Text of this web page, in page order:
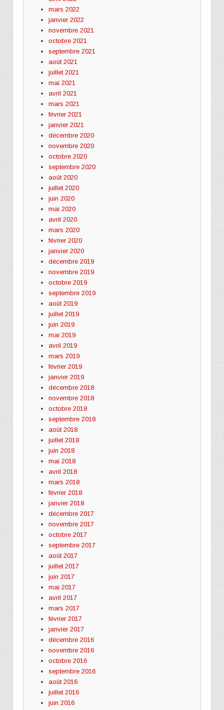
mars 2022
janvier 2022
novembre 2021
octobre 2021
septembre 2021
août 2021
juillet 2021
mai 2021
avril 2021
mars 2021
février 2021
janvier 2021
décembre 2020
novembre 2020
octobre 2020
septembre 2020
août 2020
juillet 2020
juin 2020
mai 2020
avril 2020
mars 2020
février 2020
janvier 2020
décembre 2019
novembre 2019
octobre 2019
septembre 2019
août 2019
juillet 2019
juin 2019
mai 2019
avril 2019
mars 2019
février 2019
janvier 2019
décembre 2018
novembre 2018
octobre 2018
septembre 2018
août 2018
juillet 2018
juin 2018
mai 2018
avril 2018
mars 2018
février 2018
janvier 2018
décembre 2017
novembre 2017
octobre 2017
septembre 2017
août 2017
juillet 2017
juin 2017
mai 2017
avril 2017
mars 2017
février 2017
janvier 2017
décembre 2016
novembre 2016
octobre 2016
septembre 2016
août 2016
juillet 2016
juin 2016